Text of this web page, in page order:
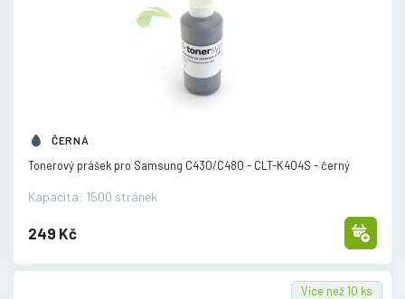
ČERNÁ
Tonerový prášek pro Samsung C430/C480 - CLT-K404S - černý
Kapacita: 1500 stránek
249 Kč
Více než 10 ks